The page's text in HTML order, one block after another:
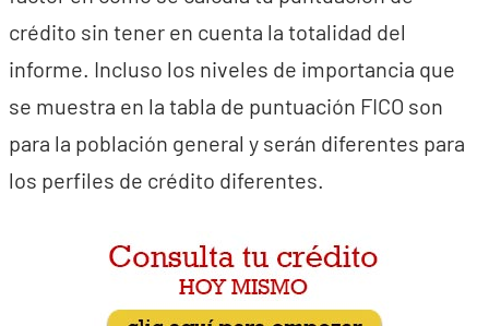
crédito sin tener en cuenta la totalidad del
informe. Incluso los niveles de importancia que
se muestra en la tabla de puntuación FICO son
para la población general y serán diferentes para
los perfiles de crédito diferentes.